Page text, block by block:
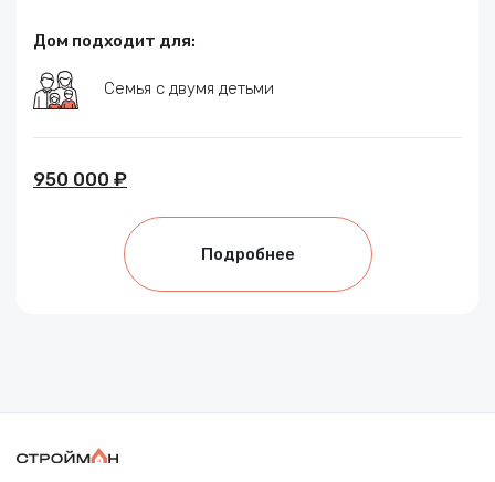
Дом подходит для:
Семья с двумя детьми
950 000 ₽
Подробнее